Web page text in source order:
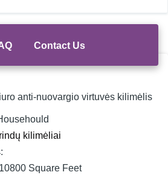
Contact Us
anti-nuovargio virtuvės kilimėlis
kilimėliai
Square Feet